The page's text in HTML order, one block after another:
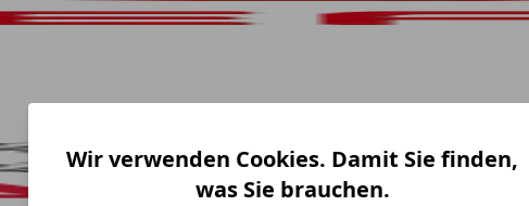
Wir verwenden Cookies. Damit Sie finden,
was Sie brauchen.